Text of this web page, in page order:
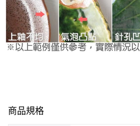
商品規格